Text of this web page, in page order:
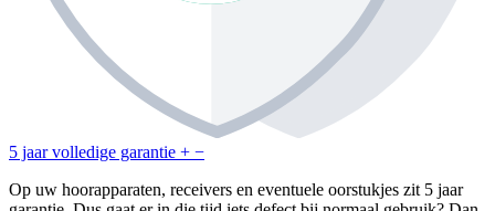
5 jaar volledige garantie + −
Op uw hoorapparaten, receivers en eventuele oorstukjes zit 5 jaar